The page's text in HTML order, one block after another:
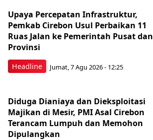
Headline
Upaya Percepatan Infrastruktur,
Pemkab Cirebon Usul Perbaikan 11
Ruas Jalan ke Pemerintah Pusat dan
Provinsi
Jumat, 7 Agu 2026 - 12:25
Diduga Dianiaya dan Dieksploitasi
Majikan di Mesir, PMI Asal Cirebon
Terancam Lumpuh dan Memohon
Dipulangkan